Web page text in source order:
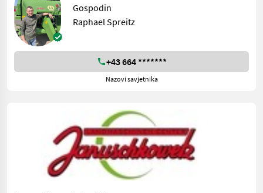
Gospodin
Raphael Spreitz
+43 664 *******
Nazovi savjetnika